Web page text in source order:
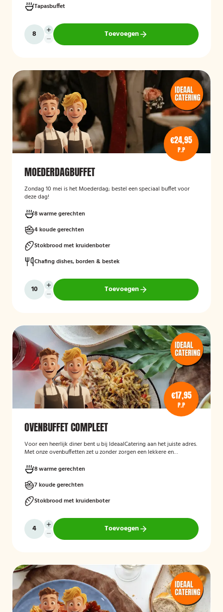
Hieronder ziet u een selectie uit ons aanbod. Het zonnig tapasbuffet
is te bestellen vanaf 10 personen..
Tapasbuffet
Toevoegen
€24,95
P.P
MOEDERDAGBUFFET
Zondag 10 mei is het Moederdag; bestel een speciaal buffet voor
deze dag!
8 warme gerechten
4 koude gerechten
Stokbrood met kruidenboter
Chafing dishes, borden & bestek
Toevoegen
€17,95
P.P
OVENBUFFET COMPLEET
Voor een heerlijk diner bent u bij IdeaalCatering aan het juiste adres.
Met onze ovenbuffetten zet u zonder zorgen een lekkere en
personen is een ovenbuffet Ideaal!
8 warme gerechten
7 koude gerechten
Stokbrood met kruidenboter
Toevoegen